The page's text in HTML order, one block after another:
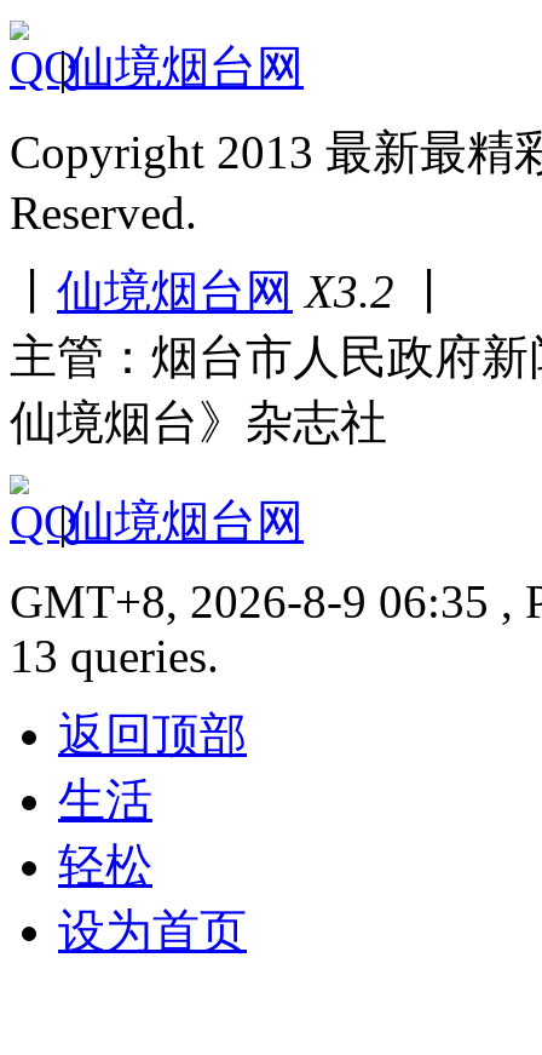
|仙境烟台网
Copyright 2013 最新最
Reserved.
仙境烟台网 X3.2
主管：烟台市人民政府
仙境烟台》杂志社
|仙境烟台网
GMT+8, 2026-8-9 06:35 ,
13 queries.
返回顶部
生活
轻松
设为首页